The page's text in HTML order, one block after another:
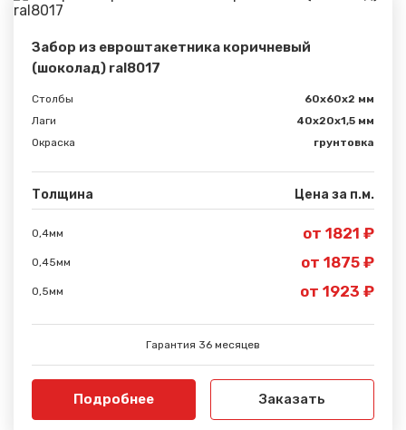
Забор из евроштакетника коричневый
(шоколад) ral8017
Столбы
60х60х2 мм
Лаги
40х20х1,5 мм
Окраска
грунтовка
Толщина Цена за п.м.
0,4мм от 1821 ₽
0,45мм от 1875 ₽
0,5мм от 1923 ₽
Гарантия 36 месяцев
Подробнее Заказать